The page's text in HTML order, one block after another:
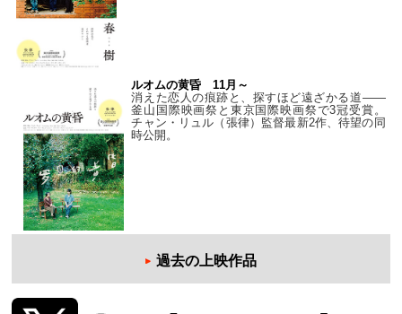
ルオムの黄昏 11月～
消えた恋人の痕跡と、探すほど遠ざかる道——
釜山国際映画祭と東京国際映画祭で3冠受賞。
チャン・リュル（張律）監督最新2作、待望の同
時公開。
過去の上映作品